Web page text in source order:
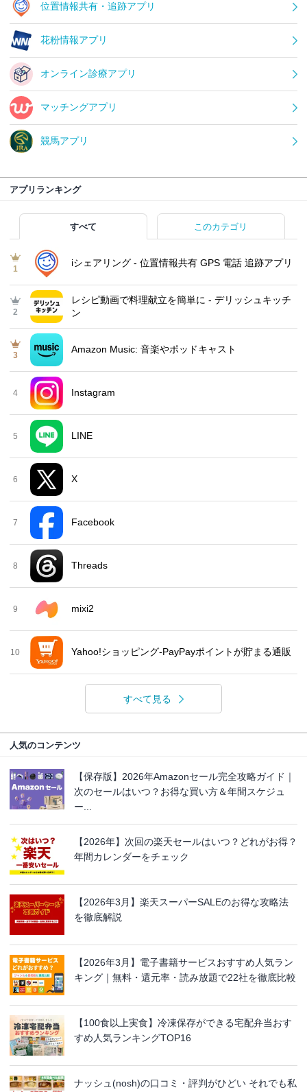
位置情報共有・追跡アプリ
花粉情報アプリ
オンライン診療アプリ
マッチングアプリ
競馬アプリ
アプリランキング
すべて このカテゴリ
1
iシェアリング - 位置情報共有 GPS 電話 追跡アプリ
2
レシピ動画で料理献立を簡単‪に - デリッシュキッチ
ン
3
Amazon Music: 音楽やポッドキャスト
4 Instagram
5 LINE
6 X
7 Facebook
8 Threads
9 mixi2
10 Yahoo!ショッピング-PayPayポイントが貯まる通販
すべて見る
人気のコンテンツ
【保存版】2026年Amazonセール完全攻略ガイド｜
次のセールはいつ？お得な買い方＆年間スケジュ
ー...
【2026年】次回の楽天セールはいつ？どれがお得？
年間カレンダーをチェック
【2026年3月】楽天スーパーSALEのお得な攻略法
を徹底解説
【2026年3月】電子書籍サービスおすすめ人気ラン
キング｜無料・還元率・読み放題で22社を徹底比較
【100食以上実食】冷凍保存ができる宅配弁当おす
すめ人気ランキングTOP16
ナッシュ(nosh)の口コミ・評判がひどい それでも私